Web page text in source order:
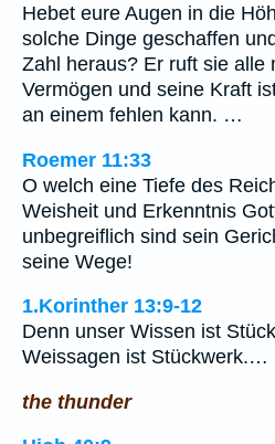
Hebet eure Augen in die
solche Dinge geschaffen
Zahl heraus? Er ruft sie alle
Vermögen und seine Kraft
an einem fehlen kann. …
Roemer 11:33
O welch eine Tiefe des
Weisheit und Erkenntnis
unbegreiflich sind sein
seine Wege!
1.Korinther 13:9-12
Denn unser Wissen ist
Weissagen ist Stückwerk.…
the thunder